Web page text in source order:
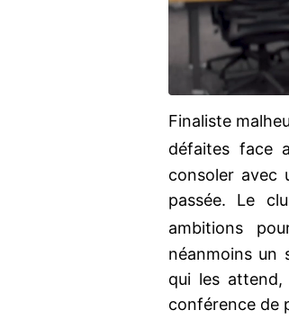
Finaliste
défaites face
consoler avec
passée. Le
ambitions
néanmoins un
qui les
conférence de